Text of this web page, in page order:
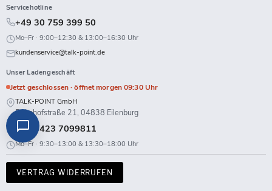
Servicehotline
+49 30 759 399 50
Mo–Fr · 9:00–12:30 & 13:00–16:30 Uhr
kundenservice@talk-point.de
Unser Ladengeschäft
Jetzt geschlossen · öffnet morgen 09:30 Uhr
TALK-POINT GmbH
Bahnhofstraße 21, 04838 Eilenburg
+49 3423 7099811
Mo–Fr · 9:30–13:00 & 13:30–18:00 Uhr
VERTRAG WIDERRUFEN